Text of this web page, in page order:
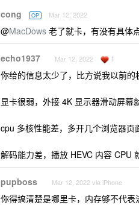
cong OP Mar 12, 2022
@MacDows 老了就卡，有没有具体
echo1937 Mar 12, 2022 1
你给的信息太少了，比方说我以前的
显卡很弱，外接 4K 显示器滑动屏幕
cpu 多核性能差，多开几个浏览器页
解码能力差，播放 HEVC 内容 CPU
pupboss Mar 12, 2022 via iPhone
你得搞清楚是哪里卡，内存够不代